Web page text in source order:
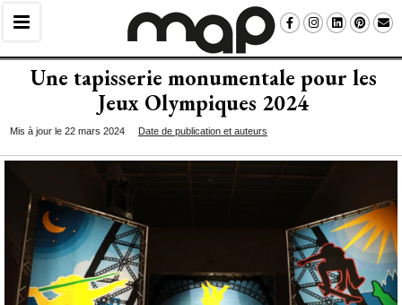
Une tapisserie monumentale pour les
Jeux Olympiques 2024
Mis à jour le 22 mars 2024 Date de publication et auteurs